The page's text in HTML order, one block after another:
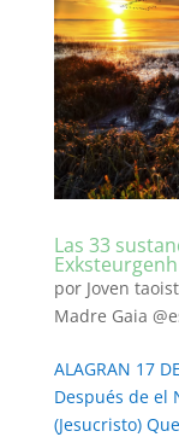
Las 33
por Joven
Madre Gaia
ALAGRAN 17
Después de el
(Jesucristo)